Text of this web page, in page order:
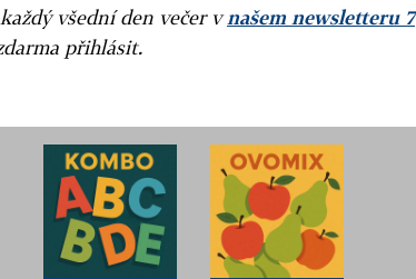
všední den večer vnašem newsletteru 7
přihlásit.